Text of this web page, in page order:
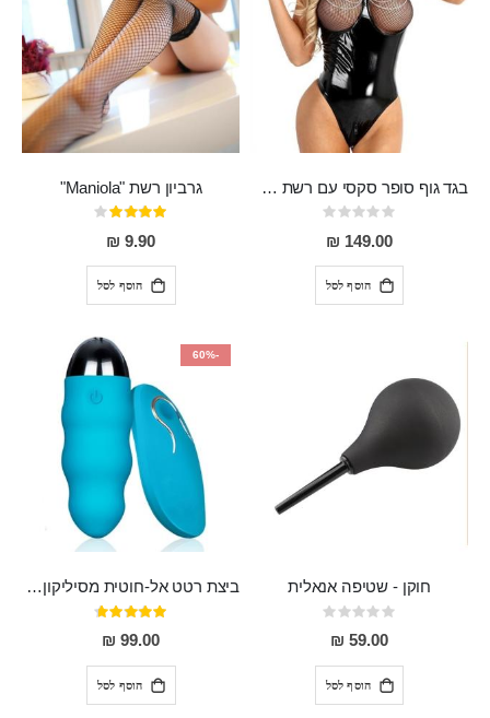
בגד גוף סופר סקסי עם רשת שקופה בחזה ושרשרות מלמעלה וריצרץ מלמטה Pan במפשעה
Rating:
0%
149.00 ₪
הוסף לסל
גרביון רשת "Maniola"
דירוג:
80%
9.90 ₪
הוסף לסל
חוקן - שטיפה אנאלית
Rating:
0%
59.00 ₪
הוסף לסל
-60%
ביצת רטט אל-חוטית מסיליקון רפואי בגודל של 8 ס"מ ורוחב 3 ס"מ בעלת 20 מהירויות שונות "ENKI"
דירוג:
93%
99.00 ₪
הוסף לסל